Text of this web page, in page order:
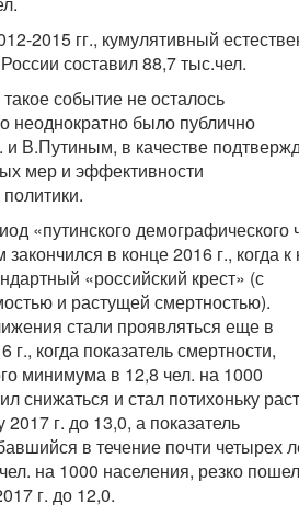
2015 гг., кумулятивный
составил 88,7 тыс.чел.
событие не осталось
неоднократно было публично
и В.Путиным, в качестве
мер и эффективности
«путинского демографического
в конце 2016 г., когда
«российский крест» (с
и растущей смертностью).
стали проявляться еще в
когда показатель смертности,
минимума в 12,8 чел. на 1000
снижаться и стал потихоньку
г. до 13,0, а показатель
в течение почти четырех
на 1000 населения, резко пошел
г. до 12,0.